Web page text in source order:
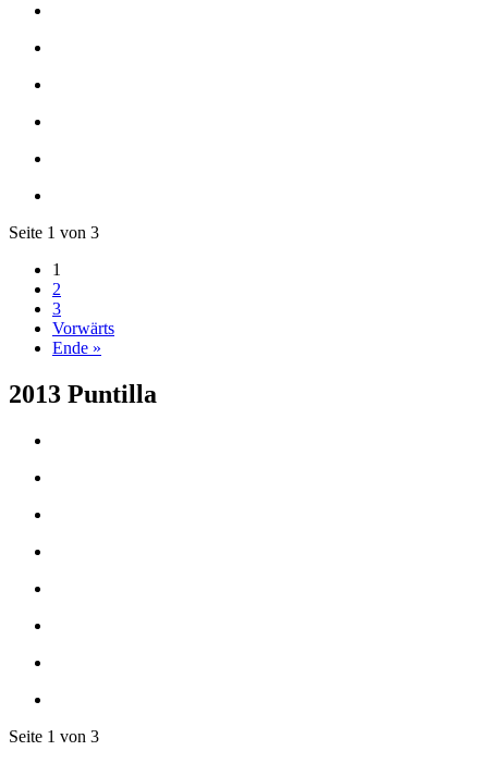
Seite 1 von 3
1
2
3
Vorwärts
Ende »
2013 Puntilla
Seite 1 von 3